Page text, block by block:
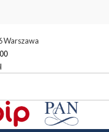
Warszawa